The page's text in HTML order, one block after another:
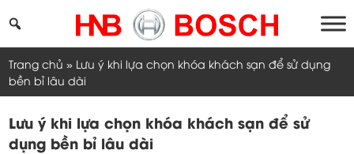
to
Trang chủ » Lưu ý khi lựa chọn khóa khách sạn để sử dụng
bền bỉ lâu dài
Lưu ý khi lựa chọn khóa khách sạn để sử
dụng bền bỉ lâu dài